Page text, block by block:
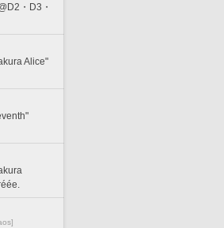
・D3・
Alice"